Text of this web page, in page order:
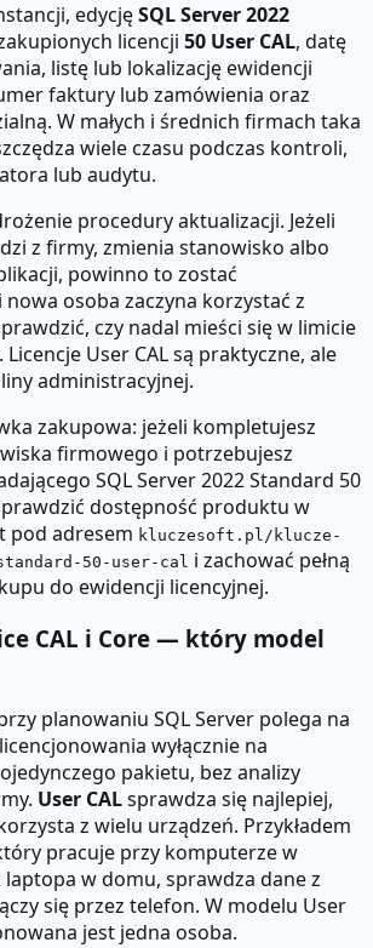
edycjęSQL Server 2022
licencji 50 User CAL, datę
listę lub lokalizację ewidencji
faktury lub zamówienia oraz
W małych i średnich firmach taka
wiele czasu podczas kontroli,
lub audytu.
procedury aktualizacji. Jeżeli
z firmy, zmienia stanowisko albo
powinno to zostać
osoba zaczyna korzystać z
czy nadal mieści się w limicie
User CAL są praktyczne, ale
administracyjnej.
zakupowa: jeżeli kompletujesz
firmowego i potrzebujesz
SQL Server 2022 Standard 50
dostępność produktu w
pod adresem kluczesoft.pl/klucze-
50-user-cal i zachować pełną
do ewidencji licencyjnej.
CAL i Core — który model
planowaniu SQL Server polega na
wyłącznie na
pakietu, bez analizy
User CALsprawdza się najlepiej,
z wielu urządzeń. Przykładem
pracuje przy komputerze w
w domu, sprawdza dane z
się przez telefon. W modelu User
jest jedna osoba.